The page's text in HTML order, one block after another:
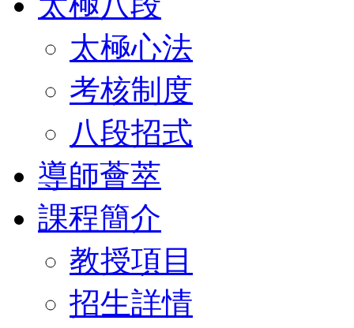
太極心法
考核制度
八段招式
導師薈萃
課程簡介
教授項目
招生詳情